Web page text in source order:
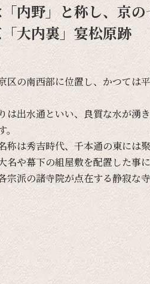
内野」と称し、京の
大内裏」宴松原跡
区の南西部に位置し、 かつては
は出水通といい、 良質な水が湧
称は秀吉時代、千本通の東には
名や幕下の組屋敷を配置した事に
宗派の諸寺院が点在する静寂な